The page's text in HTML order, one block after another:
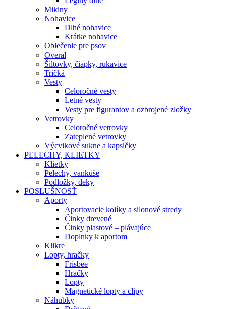
Mikiny
Nohavice
Dlhé nohavice
Krátke nohavice
Oblečenie pre psov
Overal
Šiltovky, čiapky, rukavice
Tričká
Vesty
Celoročné vesty
Letné vesty
Vesty pre figurantov a ozbrojené zložky
Vetrovky
Celoročné vetrovky
Zateplené vetrovky
Výcvikové sukne a kapsičky
PELECHY, KLIETKY
Klietky
Pelechy, vankúše
Podložky, deky
POSLUŠNOSŤ
Aporty
Aportovacie kolíky a silonové stredy
Činky drevené
Činky plastové – plávajúce
Doplnky k aportom
Klikre
Lopty, hračky
Frisbee
Hračky
Lopty
Magnetické lopty a clipy
Náhubky